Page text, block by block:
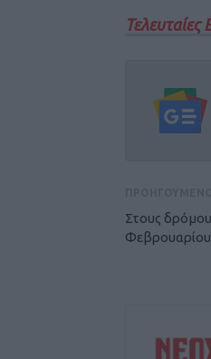
Τελευταίες
Στους
Φεβρουαρίου